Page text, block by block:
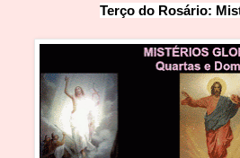
Terço do Rosário: